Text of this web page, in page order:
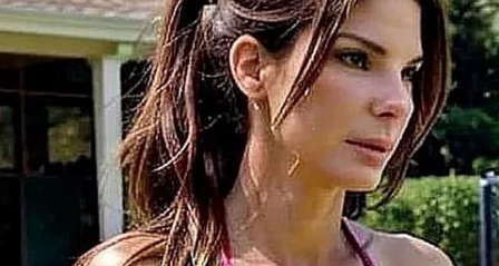
natural que coincidiu com um período de intensa
mobilização provocado pelos terremotos que
atingiram a região.
Dessa forma, o impressionante pôr do sol ficará
marcado tanto pela beleza das imagens quanto
pelo contexto em que aconteceu. Em meio às
dificuldades enfrentadas pela população